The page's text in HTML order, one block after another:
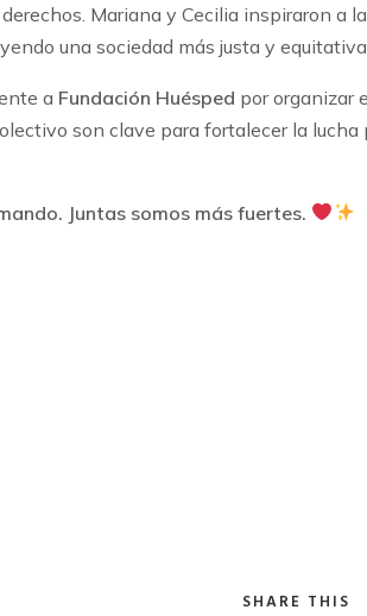
derechos. Mariana y Cecilia inspiraron a
una sociedad más justa y equitativa.
a Fundación Huésped por organizar
son clave para fortalecer la lucha
Juntas somos más fuertes.
SHARE THIS